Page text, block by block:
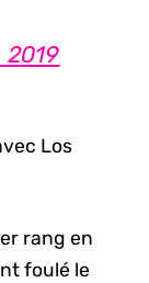
2019
Los
rang en
foulé le